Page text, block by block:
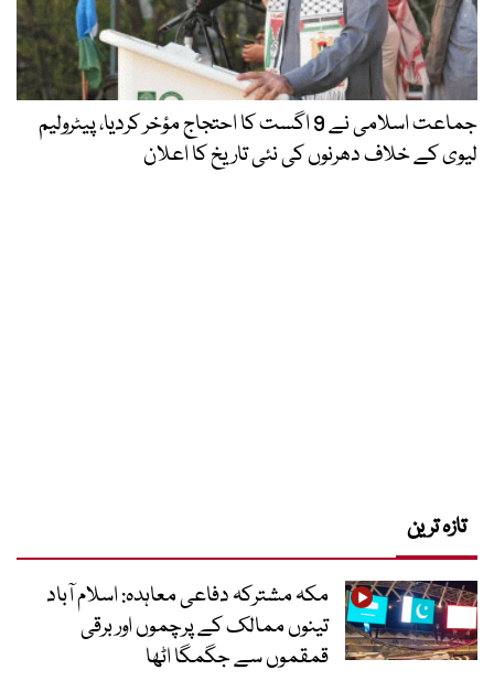
جماعت اسلامی نے 9 اگست کا احتجاج مؤخر کردیا، پیٹرولیم
لیوی کے خلاف دھرنوں کی نئی تاریخ کا اعلان
تازہ ترین
مکہ مشترکہ دفاعی معاہدہ: اسلام آباد
تینوں ممالک کے پرچموں اور برقی
قمقموں سے جگمگا اٹھا